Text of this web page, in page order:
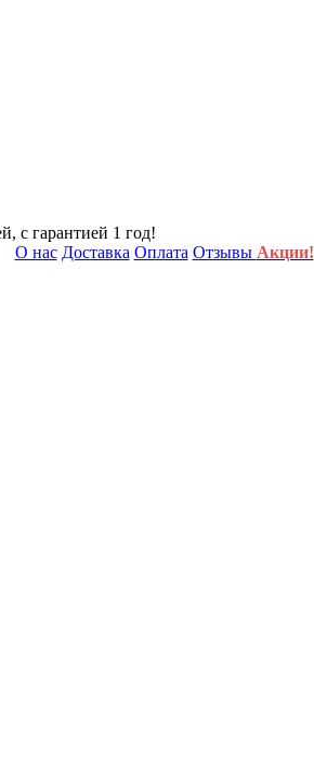
с гарантией 1 год!
О нас Доставка Оплата Отзывы Акции!